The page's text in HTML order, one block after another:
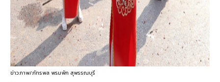
ข่าวภาพ/ภัทรพล พรมพัก สุพรรณบุรี